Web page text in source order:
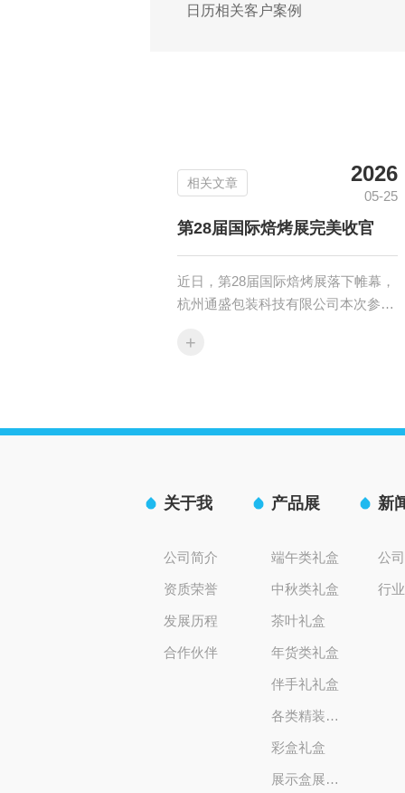
日历相关客户案例
相关文章 2026
05-25
第28届国际焙烤展完美收官
近日，第28届国际焙烤展落下帷幕，
杭州通盛包装科技有限公司本次参展
款...
+
关于我
公司简介
资质荣誉
发展历程
合作伙伴
产品展
端午类礼盒
中秋类礼盒
茶叶礼盒
年货类礼盒
伴手礼礼盒
各类精装礼盒
彩盒礼盒
展示盒展示架
新
公
行